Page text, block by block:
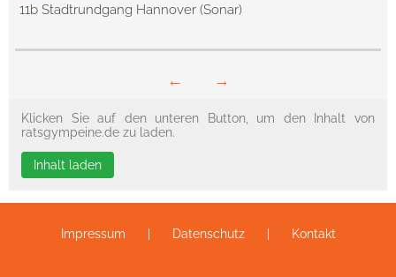
11b Stadtrundgang Hannover (Sonar)
← →
Klicken Sie auf den unteren Button, um den Inhalt von
ratsgympeine.de zu laden.
Inhalt laden
Impressum Datenschutz Kontakt